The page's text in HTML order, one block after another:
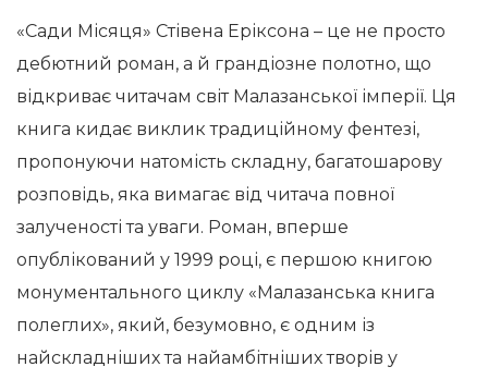
«Сади Місяця» Стівена Еріксона – це не просто
дебютний роман, а й грандіозне полотно, що
відкриває читачам світ Малазанської імперії. Ця
книга кидає виклик традиційному фентезі,
пропонуючи натомість складну, багатошарову
розповідь, яка вимагає від читача повної
залученості та уваги. Роман, вперше
опублікований у 1999 році, є першою книгою
монументального циклу «Малазанська книга
полеглих», який, безумовно, є одним із
найскладніших та найамбітніших творів у